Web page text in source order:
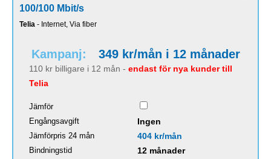
100/100 Mbit/s
Telia - Internet, Via fiber
Kampanj: 349 kr/mån i 12 månader
110 kr billigare i 12 mån - endast för nya kunder till
Telia
Jämför
Engångsavgift
Ingen
Jämförpris 24 mån 404 kr/mån
Bindningstid 12 månader